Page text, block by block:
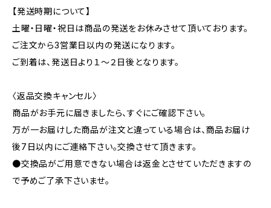
【発送時期について】
土曜・日曜・祝日は商品の発送をお休みさせて頂いております。
ご注文から3営業日以内の発送になります。
ご到着は、発送日より１～２日後となります。
〈返品交換キャンセル〉
商品がお手元に届きましたら、すぐにご確認下さい。
万が一お届けした商品が注文と違っている場合は、商品お届け
後7日以内にご連絡下さい。交換させて頂きます。
●交換品がご用意できない場合は返金とさせていただきますの
で予めご了承下さいませ。